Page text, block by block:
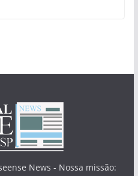
News - Nossa missão: